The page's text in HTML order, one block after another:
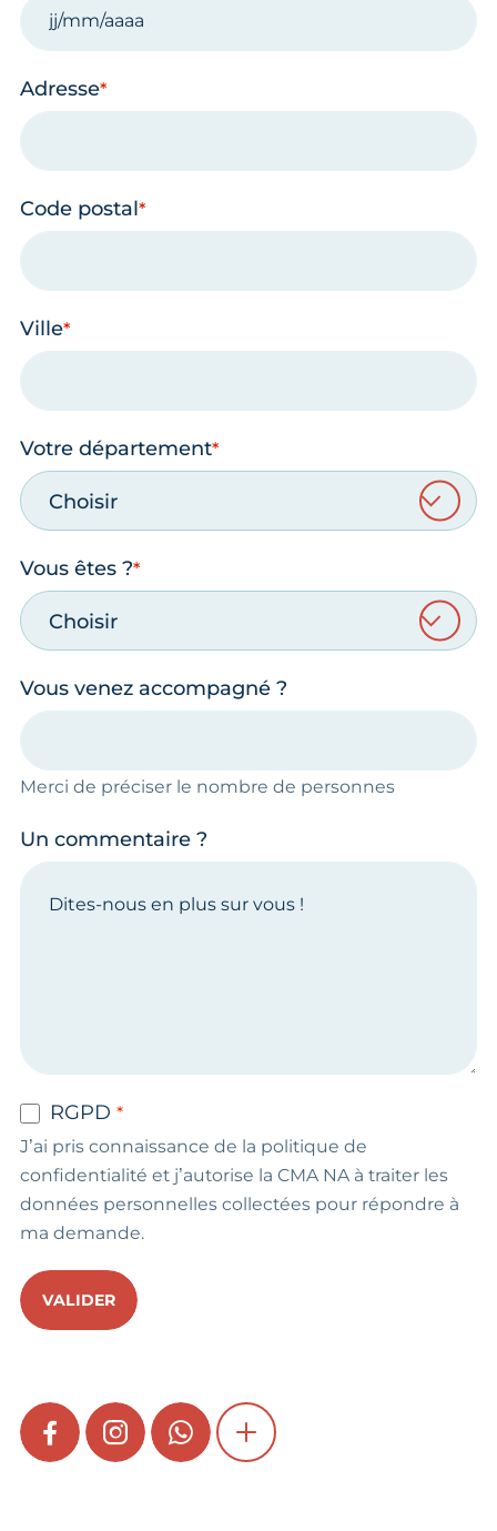
Adresse
Code postal
Ville
Votre département
Choisir
Vous êtes ?
Choisir
Vous venez accompagné ?
Merci de préciser le nombre de personnes
Un commentaire ?
RGPD
J’ai pris connaissance de la politique de
confidentialité et j’autorise la CMA NA à traiter les
données personnelles collectées pour répondre à
ma demande.
VALIDER
FACEBOOKINSTAGRAMWHATSAPPSHOW MORE